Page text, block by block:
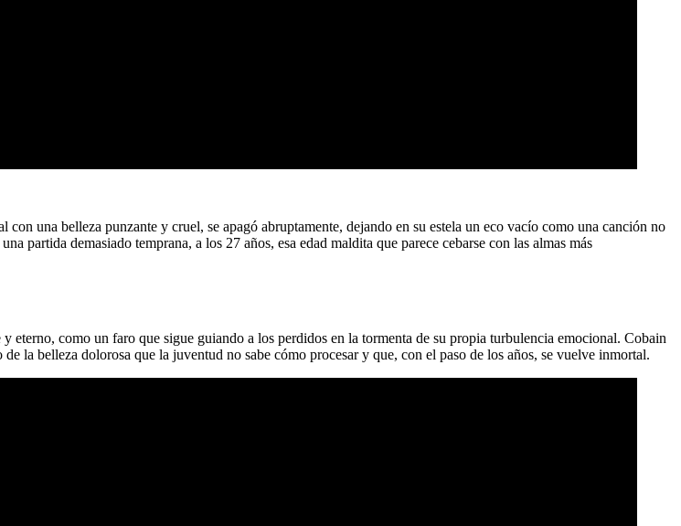
una belleza punzante y cruel, se apagó abruptamente, dejando en su estela un eco vacío como una canción no
partida demasiado temprana, a los 27 años, esa edad maldita que parece cebarse con las almas más
eterno, como un faro que sigue guiando a los perdidos en la tormenta de su propia turbulencia emocional. Cobain
la belleza dolorosa que la juventud no sabe cómo procesar y que, con el paso de los años, se vuelve inmortal.